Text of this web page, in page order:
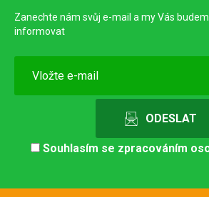
Zanechte nám svůj e-mail a my Vás
informovat
Souhlasím se zpracováním